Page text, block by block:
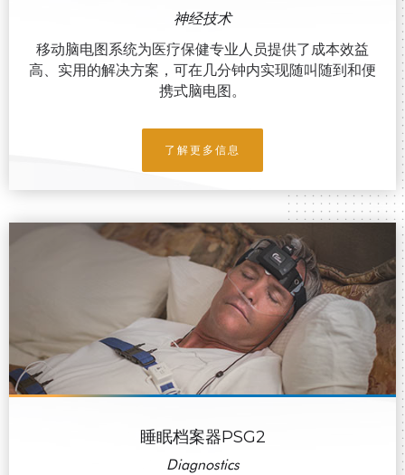
神经技术
移动脑电图系统为医疗保健专业人员提供了成本效益
高、实用的解决方案，可在几分钟内实现随叫随到和便
携式脑电图。
了解更多信息
睡眠档案器PSG2
Diagnostics